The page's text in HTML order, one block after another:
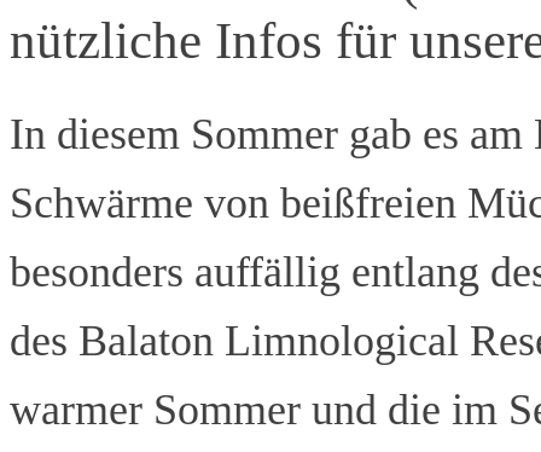
nützliche Infos für
In diesem Sommer gab es
Schwärme von beißfreien
besonders auffällig entlang
des Balaton Limnological
warmer Sommer und die im